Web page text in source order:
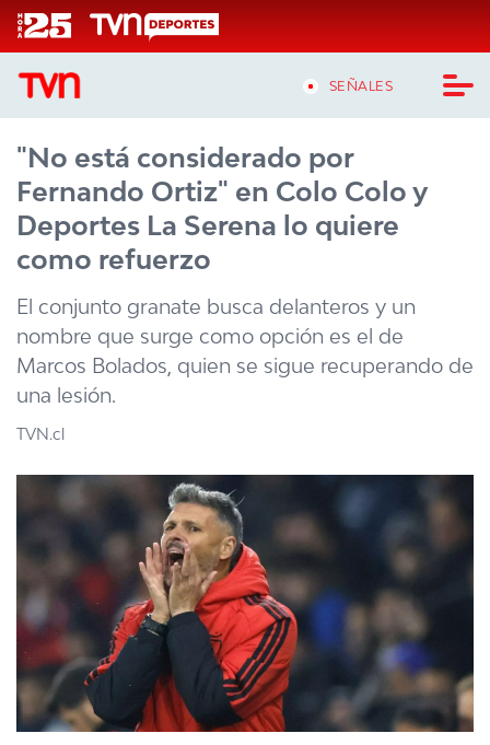
Click acá para ir directamente al contenido
SEÑALES
CASTING MASTERCHEF CHILE
CASTING TVN VERTICAL
TVN VERTICAL
TVN PLAY
PROGRAMAS
NTV
ACTUALIDAD Y TENDENCIAS
CORPORATIVO Y TRANSPARENCIA
CANAL DE DENUNCIAS
ÁREA DE PROYECTOS
"No está considerado por
Fernando Ortiz" en Colo Colo y
Deportes La Serena lo quiere
como refuerzo
El conjunto granate busca delanteros y un
nombre que surge como opción es el de
Marcos Bolados, quien se sigue recuperando de
una lesión.
TVN.cl